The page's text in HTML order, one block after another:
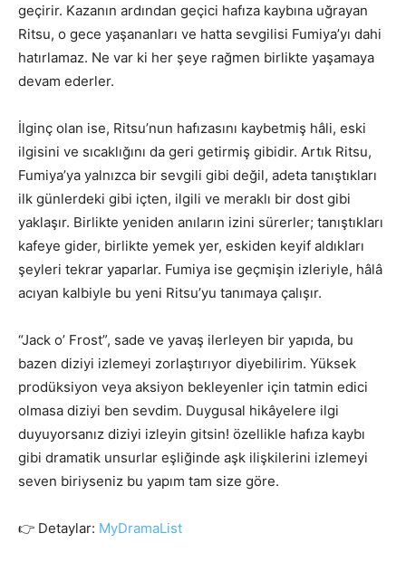
geçirir. Kazanın ardından geçici hafıza kaybına uğrayan
Ritsu, o gece yaşananları ve hatta sevgilisi Fumiya’yı dahi
hatırlamaz. Ne var ki her şeye rağmen birlikte yaşamaya
devam ederler.
İlginç olan ise, Ritsu’nun hafızasını kaybetmiş hâli, eski
ilgisini ve sıcaklığını da geri getirmiş gibidir. Artık Ritsu,
Fumiya’ya yalnızca bir sevgili gibi değil, adeta tanıştıkları
ilk günlerdeki gibi içten, ilgili ve meraklı bir dost gibi
yaklaşır. Birlikte yeniden anıların izini sürerler; tanıştıkları
kafeye gider, birlikte yemek yer, eskiden keyif aldıkları
şeyleri tekrar yaparlar. Fumiya ise geçmişin izleriyle, hâlâ
acıyan kalbiyle bu yeni Ritsu’yu tanımaya çalışır.
“Jack o’ Frost”, sade ve yavaş ilerleyen bir yapıda, bu
bazen diziyi izlemeyi zorlaştırıyor diyebilirim. Yüksek
prodüksiyon veya aksiyon bekleyenler için tatmin edici
olmasa diziyi ben sevdim. Duygusal hikâyelere ilgi
duyuyorsanız diziyi izleyin gitsin! özellikle hafıza kaybı
gibi dramatik unsurlar eşliğinde aşk ilişkilerini izlemeyi
seven biriyseniz bu yapım tam size göre.
👉 Detaylar: MyDramaList